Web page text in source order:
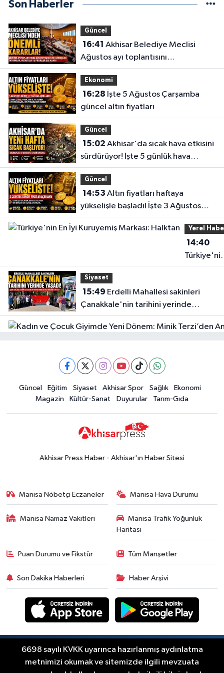
YENI MAH.55.SOK NO:24 B HÜKÜMET KONAĞI KARŞISI
0 (236) 588 19 61 Yol Tarifi Al
Türkmen Eczanesi
CUMHURIYET MAHALLESI PARK SOKAK NO:19 L SARUHANLI SARUHANLI
DEVLET HASTANESİ KARŞISI
0 (236) 357 17 43 Yol Tarifi Al
Gülden Eczanesi
NAMIK KEMAL MAHALLESI EVREN CADDESI NO:1 A KÖPRÜBASI-MANISA
İŞ BANKASI YANI
0 (236) 571 26 61
Yağcıoğlu Eczanesi
CUMA MAHALLESI MOLLA FENARI CADDESI NO:18 GÖRDES ULU CAMİ
KARŞISI
0 (236) 547 11 88
0 (236) 313 20 22 Yol Tarifi Al
Ahmetli Kıvanç Eczanesi
ALTIEYLÜL MAHALLESİ HÜKÜMET CADDESİ NO:51 A
0 (236) 768 21 20 Yol Tarifi Al
Son Haberler
Güncel
16:41
Ağustos ayı toplantısını
gerçekleştirdi
Ekonomi
16:28
güncel altın fiyatları
Güncel
15:02
sürdürüyor! İşte 5 günlük hava
durumu
Güncel
14:53
yükselişle başladı! İşte 3 Ağustos
güncel fiyatlar
Yerel
14:40
En İyi
Markası:
Halktan
Siyaset
15:49
Çanakkale'nin tarihini yerinde
yaşadı
Güncel
18:57Akhisar'da Atatürk
Mahallesi'nde yine 6 saatlik elektrik
kesintisi
Ekonomi
18:50Akhisar'da Cumhuriyet
kesintisi uygulanacak
Akhisar Spor
Akhisargücü'ne sponsorluk desteği
devam ediyor
Kazakistan atağı
Magazin
14:38Akhisar'da Arifcan ve Büşra
Kızıltaş çifti dünya evine girdi
Güncel Eğitim Siyaset Akhisar Spor Sağlık
Ekonomi
Magazin
Kültür-Sanat Duyurular Tarım-Gıda
Akhisar Press Haber - Akhisar'ın Haber Sitesi
Manisa Nöbetçi Eczaneler Manisa Hava Durumu
Manisa Namaz Vakitleri
Manisa Trafik Yoğunluk
Haritası
Puan Durumu ve Fikstür Tüm Manşetler
Son Dakika Haberleri Haber Arşivi
RSS
Copyright © Akhisar Press Haber 2012-2026 Her
hakkı saklıdır.
6698 sayılı KVKK uyarınca hazırlanmış aydınlatma
metnimizi okumak ve sitemizde ilgili mevzuata